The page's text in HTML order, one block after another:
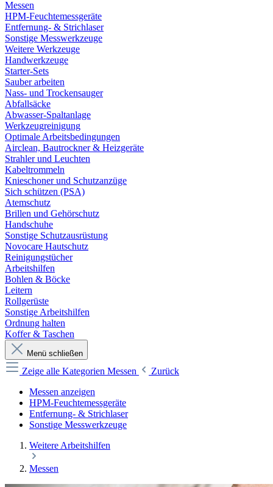
Messen
HPM-Feuchtemessgeräte
Entfernung- & Strichlaser
Sonstige Messwerkzeuge
Weitere Werkzeuge
Handwerkzeuge
Starter-Sets
Sauber arbeiten
Nass- und Trockensauger
Abfallsäcke
Abwasser-Spaltanlage
Werkzeugreinigung
Optimale Arbeitsbedingungen
Airclean, Bautrockner & Heizgeräte
Strahler und Leuchten
Kabeltrommeln
Knieschoner und Schutzanzüge
Sich schützen (PSA)
Atemschutz
Brillen und Gehörschutz
Handschuhe
Sonstige Schutzausrüstung
Novocare Hautschutz
Reinigungstücher
Arbeitshilfen
Bohlen & Böcke
Leitern
Rollgerüste
Sonstige Arbeitshilfen
Ordnung halten
Koffer & Taschen
Menü schließen
Zeige alle Kategorien Messen
Zurück
Messen anzeigen
HPM-Feuchtemessgeräte
Entfernung- & Strichlaser
Sonstige Messwerkzeuge
Weitere Arbeitshilfen
Messen